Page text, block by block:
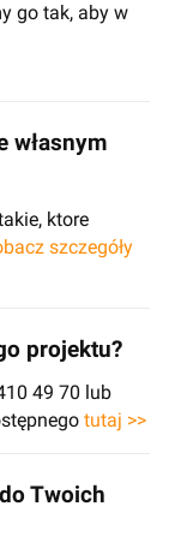
go tak, aby w
własnym
ktore
szczegóły
projektu?
49 70 lub
tutaj >>
Twoich